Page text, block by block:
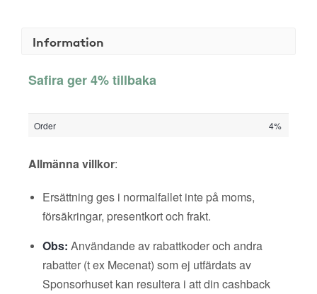
Information
Safira ger 4% tillbaka
Order 4%
Allmänna villkor:
Ersättning ges i normalfallet inte på moms,
försäkringar, presentkort och frakt.
Obs: Användande av rabattkoder och andra
rabatter (t ex Mecenat) som ej utfärdats av
Sponsorhuset kan resultera i att din cashback